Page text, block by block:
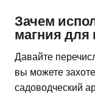
Зачем
магния для
Давайте
вы можете
садоводческий